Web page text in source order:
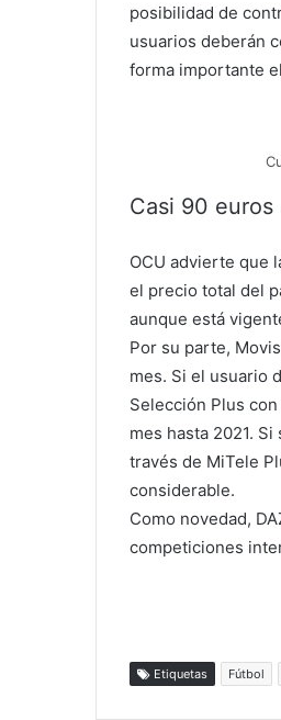
posibilidad de
usuarios deberán
forma importante
Casi 90 euros
OCU advierte que
el precio total del
aunque está
Por su parte,
mes. Si el usuario
Selección Plus
mes hasta 2021.
través de MiTele
considerable.
Como novedad,
competiciones
Etiquetas Fútbol